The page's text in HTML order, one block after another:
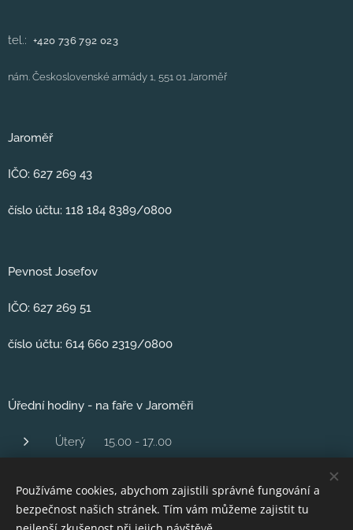
tel.: +420 736 792 023
nám. Československé armády 1, 551 01 Jaroměř
Jaroměř
IČO: 627 269 43
číslo účtu: 118 184 8389/0800
Pevnost Josefov
IČO: 627 269 51
číslo účtu: 614 660 2319/0800
Úřední hodiny - na faře v Jaroměři
Úterý 15.00 - 17..00
Čtvrtek 16,00 - 18.00
Pátek 10..00 - 12.00
Používáme cookies, abychom zajistili správné fungování a
bezpečnost našich stránek. Tím vám můžeme zajistit tu